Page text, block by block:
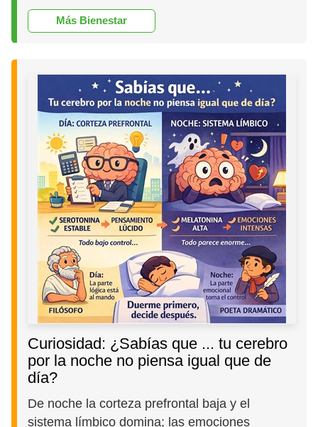
Más Bienestar
Curiosidad: ¿Sabías que ... tu cerebro
por la noche no piensa igual que de
día?
De noche la corteza prefrontal baja y el
sistema límbico domina; las emociones